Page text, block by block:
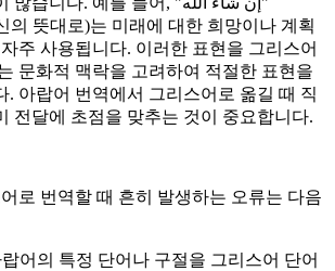
의 뜻대로)는 미래에 대한 희망이나 계획
주 사용됩니다. 이러한 표현을 그리스어
문화적 맥락을 고려하여 적절한 표현을
. 아랍어 번역에서 그리스어로 옮길 때 직
전달에 초점을 맞추는 것이 중요합니다.
로 번역할 때 흔히 발생하는 오류는 다음
어의 특정 단어나 구절을 그리스어 단어